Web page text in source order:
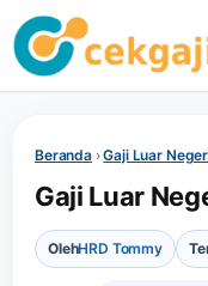
Beranda›Gaji Luar
Gaji Luar
OlehHRD Tommy